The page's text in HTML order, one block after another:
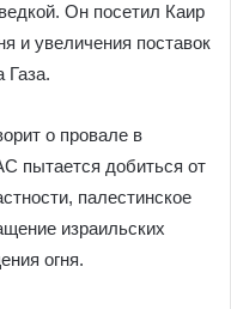
Он посетил Каир
и увеличения поставок
Газа.
о провале в
пытается добиться от
палестинское
израильских
огня.